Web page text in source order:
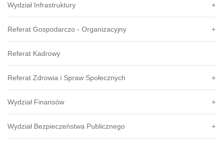
Wydział Infrastruktury
Referat Gospodarczo - Organizacyjny
Referat Kadrowy
Referat Zdrowia i Spraw Społecznych
Wydział Finansów
Wydział Bezpieczeństwa Publicznego